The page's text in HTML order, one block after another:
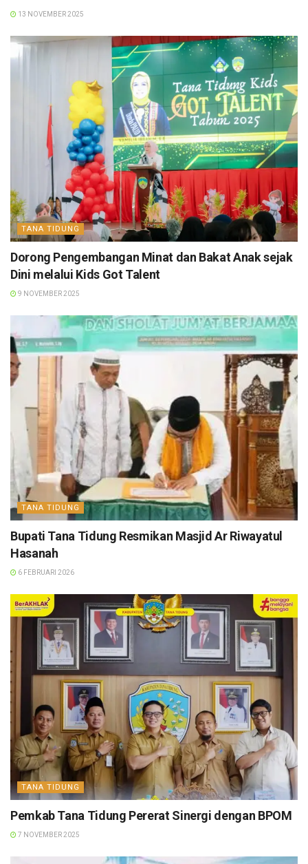
13 NOVEMBER 2025
TANA TIDUNG
Dorong Pengembangan Minat dan Bakat Anak sejak
Dini melalui Kids Got Talent
9 NOVEMBER 2025
TANA TIDUNG
Bupati Tana Tidung Resmikan Masjid Ar Riwayatul
Hasanah
6 FEBRUARI 2026
TANA TIDUNG
Pemkab Tana Tidung Pererat Sinergi dengan BPOM
7 NOVEMBER 2025